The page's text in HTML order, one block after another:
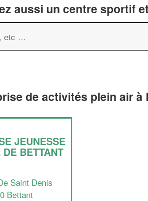
aussi un centre sportif
de activités plein air à
JEUNESSE
BETTANT
Saint Denis
Bettant